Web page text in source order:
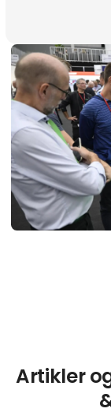
Artikler